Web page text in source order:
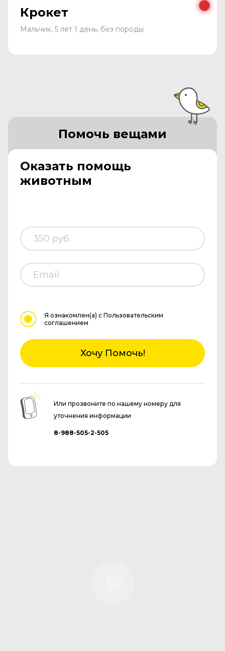
Крокет
Мальчик, 5 лет 1 день, без породы
Оказать помощь
животным
Помочь вещами
Я ознакомлен(а) с Пользовательским
соглашением
Хочу Помочь!
Или прозвоните по нашему номеру для
уточнения информации
8-988-505-2-505